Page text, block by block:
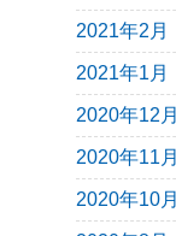
2021年2月
2021年1月
2020年12月
2020年11月
2020年10月